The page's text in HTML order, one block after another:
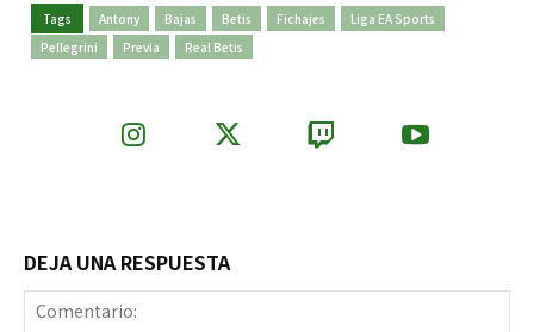
Tags Antony Bajas Betis Fichajes
Liga EA Sports
Pellegrini
Previa Real Betis
DEJA UNA RESPUESTA